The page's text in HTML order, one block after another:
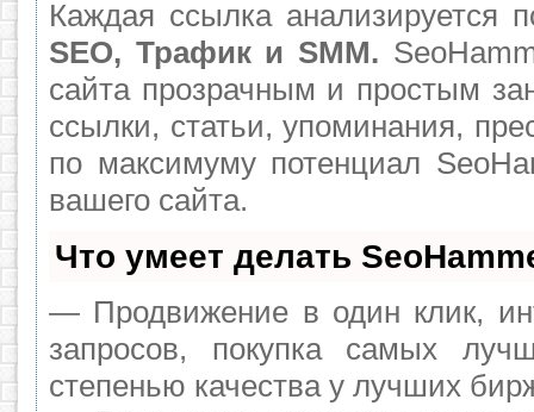
Каждая ссылка анализируется
SEO, Трафик и SMM.
сайта прозрачным и простым
ссылки, статьи, упоминания,
по максимуму потенциал
вашего сайта.
Что умеет делать
— Продвижение в один клик,
запросов, покупка самых
степенью качества у лучших